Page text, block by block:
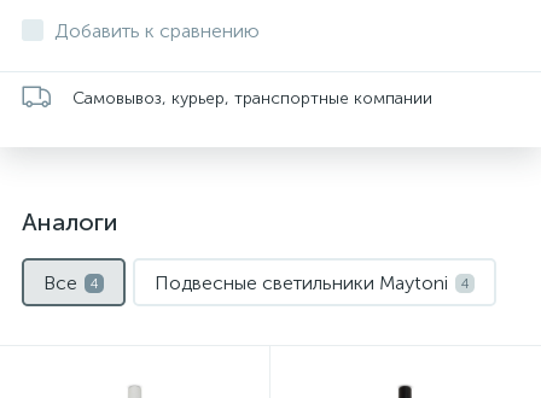
Добавить к сравнению
Самовывоз, курьер, транспортные компании
Аналоги
Все 4 Подвесные светильники Maytoni 4